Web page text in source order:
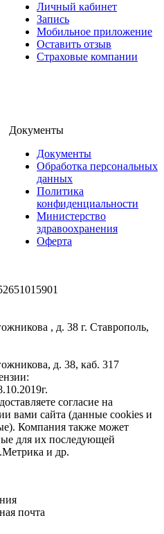
Личный кабинет
Запись
Мобильное приложение
Оставить отзыв
Страховые компании
Документы
Документы
Обработка персональных
данных
Политика
конфиденциальности
Министерство
здравоохранения
Оферта
, д. 38 г. Ставрополь,
д. 38, каб. 317
согласие на
вами сайта (данные cookies и
Компания также может
для их последующей
и др.
почта